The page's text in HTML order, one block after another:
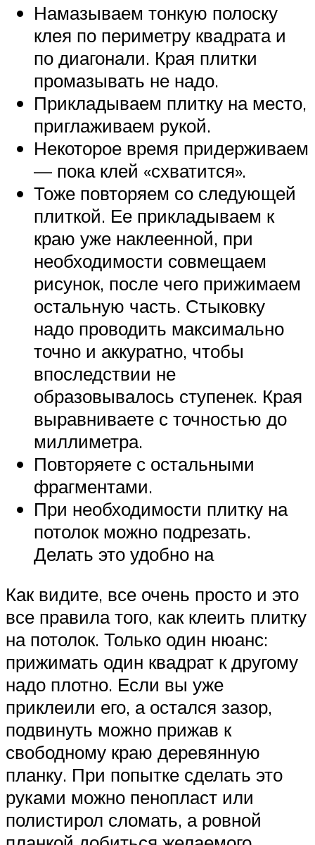
Намазываем тонкую полоску
клея по периметру квадрата и
по диагонали. Края плитки
промазывать не надо.
Прикладываем плитку на место,
приглаживаем рукой.
Некоторое время придерживаем
— пока клей «схватится».
Тоже повторяем со следующей
плиткой. Ее прикладываем к
краю уже наклеенной, при
необходимости совмещаем
рисунок, после чего прижимаем
остальную часть. Стыковку
надо проводить максимально
точно и аккуратно, чтобы
впоследствии не
образовывалось ступенек. Края
выравниваете с точностью до
миллиметра.
Повторяете с остальными
фрагментами.
При необходимости плитку на
потолок можно подрезать.
Делать это удобно на
Как видите, все очень просто и это
все правила того, как клеить плитку
на потолок. Только один нюанс:
прижимать один квадрат к другому
надо плотно. Если вы уже
приклеили его, а остался зазор,
подвинуть можно прижав к
свободному краю деревянную
планку. При попытке сделать это
руками можно пенопласт или
полистирол сломать, а ровной